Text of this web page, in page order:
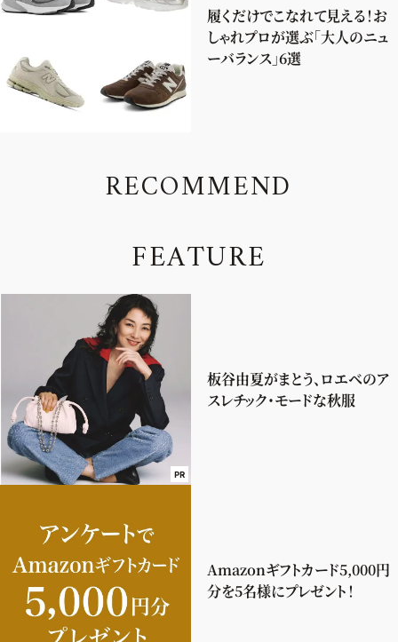
履くだけでこなれて見える！お
しゃれプロが選ぶ「大人のニュ
ーバランス」6選
RECOMMEND
FEATURE
PR
板谷由夏がまとう、ロエベのア
スレチック・モードな秋服
Amazonギフトカード5,000円
分を5名様にプレゼント！